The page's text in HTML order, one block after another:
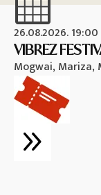
26.08.2026. 19:00
VIBREZ
Mogwai, Mariza,